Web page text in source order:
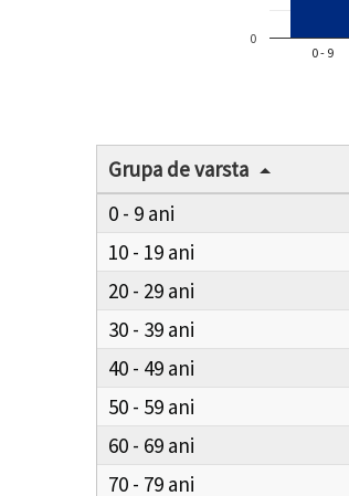
0 - 9
0
Grupa de varsta
0 - 9
10 - 19
20 - 29
30 - 39
40 - 49
50 - 59
60 - 69
70 - 79